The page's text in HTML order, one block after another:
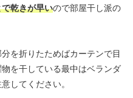
乾きが早いので部屋干し派の
を折りたためばカーテンで目
を干している最中はベランダ
してください。